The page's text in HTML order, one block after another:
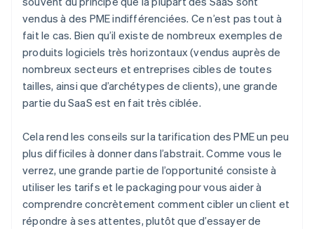
vendus à des PME indifférenciées. Ce n’est pas tout à
fait le cas. Bien qu’il existe de nombreux exemples de
produits logiciels très horizontaux (vendus auprès de
nombreux secteurs et entreprises cibles de toutes
tailles, ainsi que d’archétypes de clients), une grande
partie du SaaS est en fait très ciblée.
Cela rend les conseils sur la tarification des PME un peu
plus difficiles à donner dans l’abstrait. Comme vous le
verrez, une grande partie de l’opportunité consiste à
utiliser les tarifs et le packaging pour vous aider à
comprendre concrètement comment cibler un client et
répondre à ses attentes, plutôt que d’essayer de